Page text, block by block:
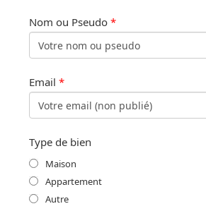
Nom ou Pseudo *
Email *
Type de bien
Maison
Appartement
Autre